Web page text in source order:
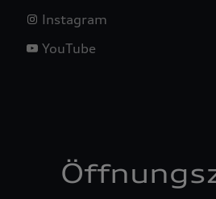
Instagram
YouTube
Falle eines Porsche Betriebs, Porsche
KG, eingesehen werden.
Nähere Informationen finden Sie in